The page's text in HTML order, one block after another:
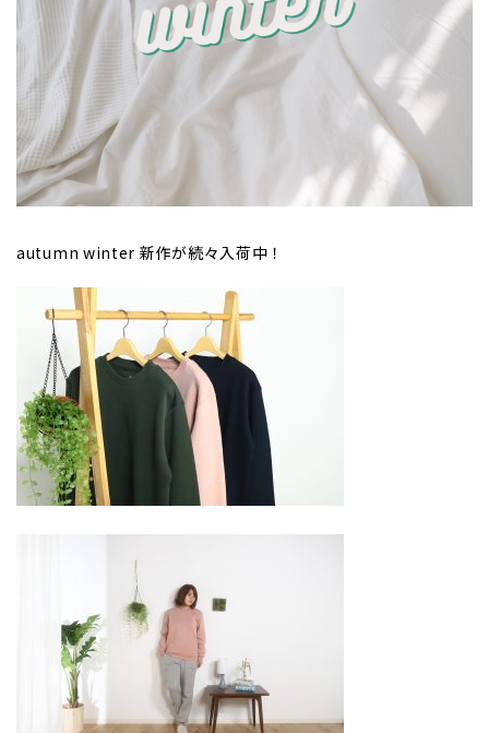
autumn winter 新作が続々入荷中！